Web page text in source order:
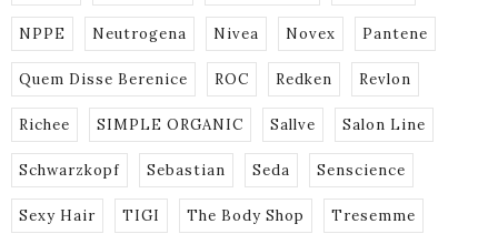
NPPE Neutrogena Nivea Novex Pantene
Quem Disse Berenice ROC Redken Revlon
Richee SIMPLE ORGANIC Sallve Salon Line
Schwarzkopf Sebastian Seda Senscience
Sexy Hair TIGI The Body Shop Tresemme